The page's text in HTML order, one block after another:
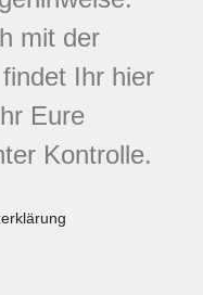
mit der
Ihr hier
Eure
Kontrolle.